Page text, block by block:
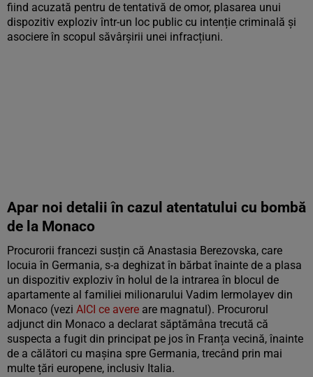
fiind acuzată pentru de tentativă de omor, plasarea unui
dispozitiv exploziv într-un loc public cu intenție criminală și
asociere în scopul săvârșirii unei infracțiuni.
Apar noi detalii în cazul atentatului cu bombă
de la Monaco
Procurorii francezi susțin că Anastasia Berezovska, care
locuia în Germania, s-a deghizat în bărbat înainte de a plasa
un dispozitiv exploziv în holul de la intrarea în blocul de
apartamente al familiei milionarului Vadim Iermolayev din
Monaco (vezi AICI ce avere are magnatul). Procurorul
adjunct din Monaco a declarat săptămâna trecută că
suspecta a fugit din principat pe jos în Franța vecină, înainte
de a călători cu mașina spre Germania, trecând prin mai
multe țări europene, inclusiv Italia.